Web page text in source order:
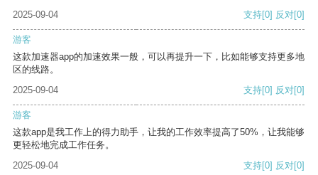
2025-09-04
支持[0] 反对[0]
游客
这款加速器app的加速效果一般，可以再提升一下，比如能够支持更多地
区的线路。
2025-09-04
支持[0] 反对[0]
游客
这款app是我工作上的得力助手，让我的工作效率提高了50%，让我能够
更轻松地完成工作任务。
2025-09-04
支持[0] 反对[0]